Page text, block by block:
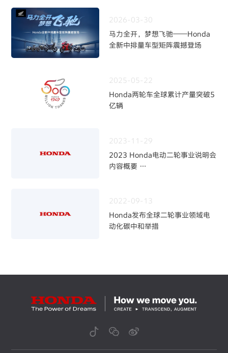
2026-03-30
马力全开，梦想飞驰——Honda
全新中排量车型矩阵震撼登场
2025-05-22
Honda两轮车全球累计产量突破5
亿辆
2023-11-29
2023 Honda电动二轮事业说明会
内容概要
2022-09-13
Honda发布全球二轮事业领域电
动化碳中和举措